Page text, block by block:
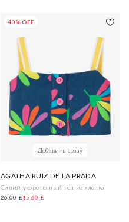
40% OFF
Добавить сразу
AGATHA RUIZ DE LA PRADA
Синий укороченный топ из хлопка
26,00 £15,60 £